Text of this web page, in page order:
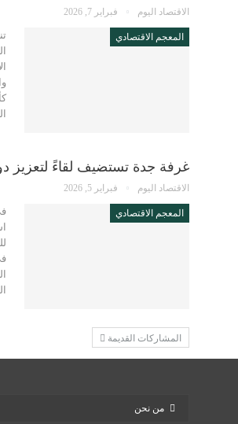
الاقتصاد اليوم فبراير 7, 2026
المعجم الاقتصادي
غرفة جدة تستضيف لقاءً لتعزيز
الاقتصاد اليوم فبراير 5, 2026
المعجم الاقتصادي
المشاركات القديمة
من نحن